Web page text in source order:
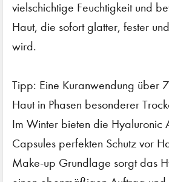
vielschichtige Feuchtigkeit und
Haut, die sofort glatter, fester
wird.
Tipp: Eine Kuranwendung über
Haut in Phasen besonderer
Im Winter bieten die Hyaluronic
Capsules perfekten Schutz vor
Make-up Grundlage sorgt das